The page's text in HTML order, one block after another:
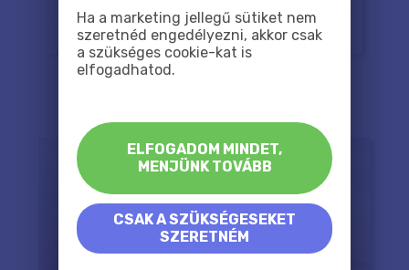
Ha a marketing jellegű sütiket nem
szeretnéd engedélyezni, akkor csak
a szükséges cookie-kat is
elfogadhatod.
ELFOGADOM MINDET,
MENJÜNK TOVÁBB
CSAK A SZÜKSÉGESEKET
SZERETNÉM